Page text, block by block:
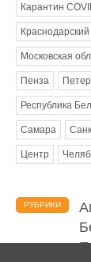
Карантин
Краснодарский
Московская
Пенза
Республика
Самара
Центр
РУБРИКИ